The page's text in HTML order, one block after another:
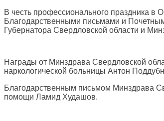
В честь профессионального праздника в
Благодарственными письмами и
Губернатора Свердловской области и
Награды от Минздрава Свердловской
наркологической больницы Антон
Благодарственным письмом Минздрава
помощи Ламид Худашов.